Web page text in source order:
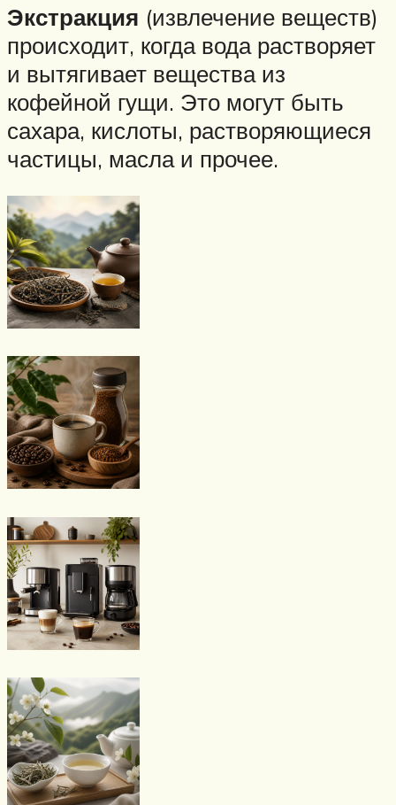
Экстракция (извлечение веществ)
происходит, когда вода растворяет
и вытягивает вещества из
кофейной гущи. Это могут быть
сахара, кислоты, растворяющиеся
частицы, масла и прочее.